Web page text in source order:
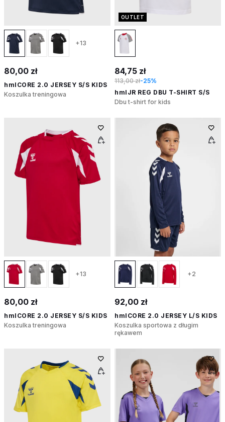
+13
80,00 zł
hmlCORE 2.0 JERSEY S/S KIDS
Koszulka treningowa
OUTLET
84,75 zł
113,00 zł-25%
hmlJR REG DBU T-SHIRT S/S
Dbu t-shirt for kids
+13
80,00 zł
hmlCORE 2.0 JERSEY S/S KIDS
Koszulka treningowa
+2
92,00 zł
hmlCORE 2.0 JERSEY L/S KIDS
Koszulka sportowa z długim
rękawem